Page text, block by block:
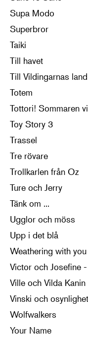
Supa Modo
Superbror
Taiki
Till havet
Till Vildingarnas land
Totem
Tottori! Sommaren
Toy Story 3
Trassel
Tre rövare
Trollkarlen från Oz
Ture och Jerry
Tänk om ...
Ugglor och möss
Upp i det blå
Weathering with you
Victor och Josefine
Ville och Vilda Kanin
Vinski och
Wolfwalkers
Your Name